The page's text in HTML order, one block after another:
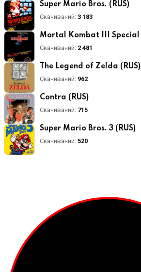
Super Mario Bros. (RUS)
Скачиваний: 3 183
Mortal Kombat III Special
Скачиваний: 2 481
The Legend of Zelda (RUS)
Скачиваний: 962
Contra (RUS)
Скачиваний: 715
Super Mario Bros. 3 (RUS)
Скачиваний: 520